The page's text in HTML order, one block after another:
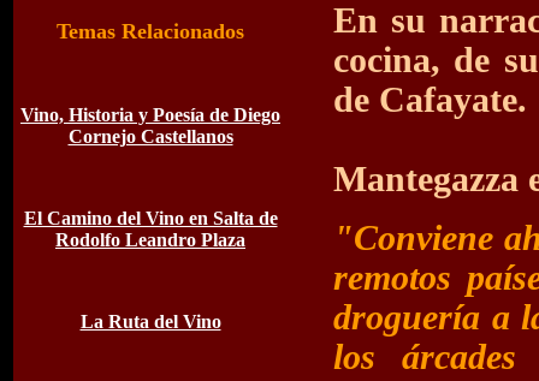
Temas Relacionados
Vino, Historia y Poesía de Diego
Cornejo Castellanos
El Camino del Vino en Salta de
Rodolfo Leandro Plaza
La Ruta del Vino
En su
cocina, de
de Cafayate.
Mantegazza
"Conviene
remotos
droguería a
los árcades